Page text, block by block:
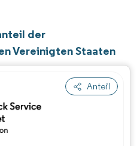
der
Vereinigten Staaten
Anteil